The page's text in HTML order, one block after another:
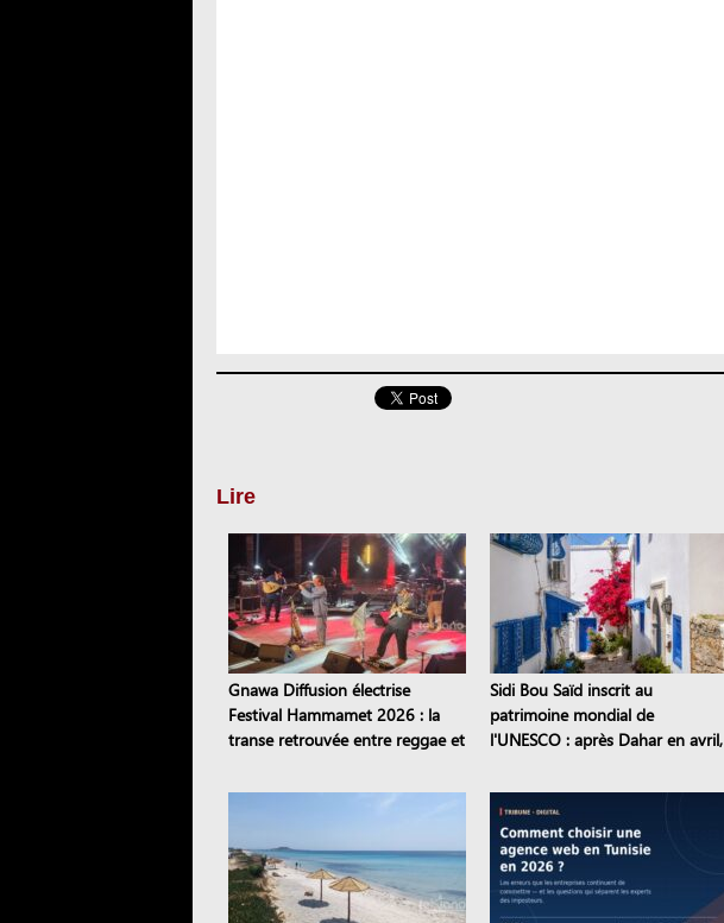
Lire
Gnawa Diffusion électrise
Festival Hammamet 2026 : la
transe retrouvée entre reggae et
Sidi Bou Saïd inscrit au
patrimoine mondial de
l'UNESCO : après Dahar en avril,